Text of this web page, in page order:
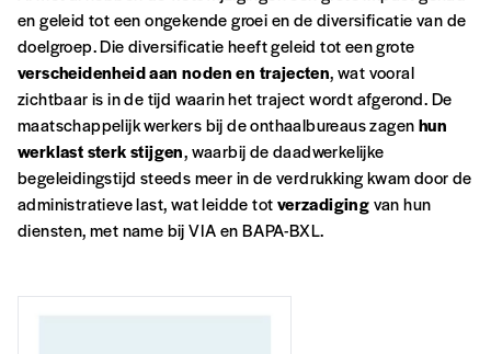
Vos coordonnées
Prénom*
Nom*
Organisation
en geleid tot een ongekende groei en de diversificatie van de
doelgroep. Die diversificatie heeft geleid tot een grote
verscheidenheid aan noden en trajecten, wat vooral
zichtbaar is in de tijd waarin het traject wordt afgerond. De
maatschappelijk werkers bij de onthaalbureaus zagenhun
werklast sterk stijgen, waarbij de daadwerkelijke
begeleidingstijd steeds meer in de verdrukking kwam door de
administratieve last, wat leidde totverzadigingvan hun
diensten, met name bij VIA en BAPA-BXL.